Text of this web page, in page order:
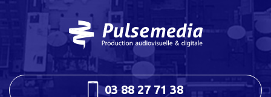
03 88 27 71 38